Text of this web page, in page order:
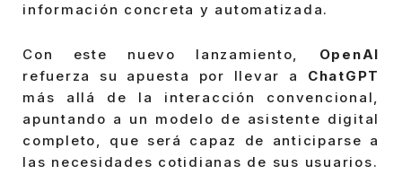
información concreta y automatizada.
Con este nuevo lanzamiento, OpenAI
refuerza su apuesta por llevar a ChatGPT
más allá de la interacción convencional,
apuntando a un modelo de asistente digital
completo, que será capaz de anticiparse a
las necesidades cotidianas de sus usuarios.